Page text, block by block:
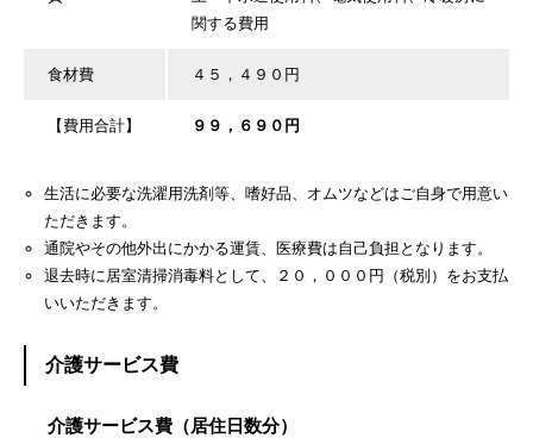
関する費用
食材費 ４５，４９０円
【費用合計】 ９９，６９０円
生活に必要な洗濯用洗剤等、嗜好品、オムツなどはご自身で用意い
ただきます。
通院やその他外出にかかる運賃、医療費は自己負担となります。
退去時に居室清掃消毒料として、２０，０００円（税別）をお支払
いいただきます。
介護サービス費
介護サービス費（居住日数分）